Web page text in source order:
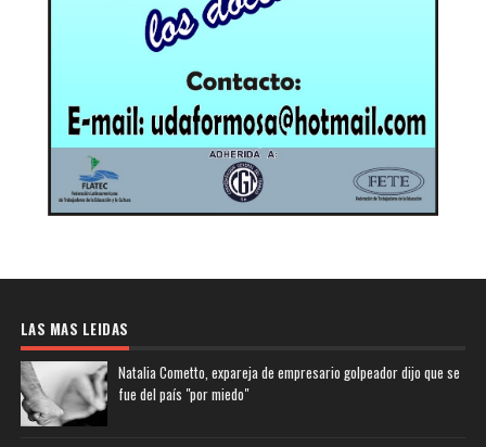
LAS MAS LEIDAS
Natalia Cometto, expareja de empresario golpeador dijo que se
fue del país "por miedo"